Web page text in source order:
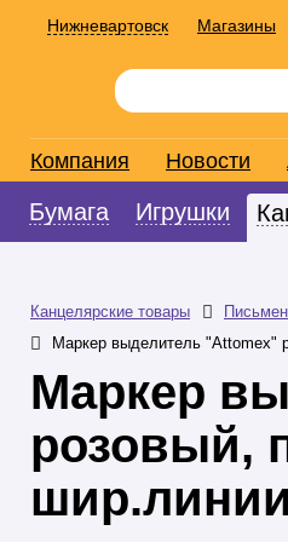
Нижневартовск Магазины
Компания Новости
Бумага Игрушки
Канцелярские товары
Маркер выделитель "Attomex"
Маркер
розовый,